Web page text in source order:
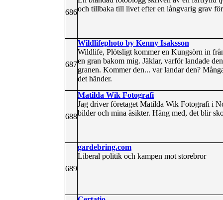
686och tillbaka till livet efter en långvarig grav
687
Wildlifephoto by Kenny Isaksson
Wildlife, Plötsligt kommer en Kungsörn in
en gran bakom mig. Jäklar, varför landade
granen. Kommer den... var landar den?
det händer.
688
Matilda Wik Fotografi
Jag driver företaget Matilda Wik Fotografi i
bilder och mina åsikter. Häng med, det blir
689
gardebring.com
Liberal politik och kampen mot storebror